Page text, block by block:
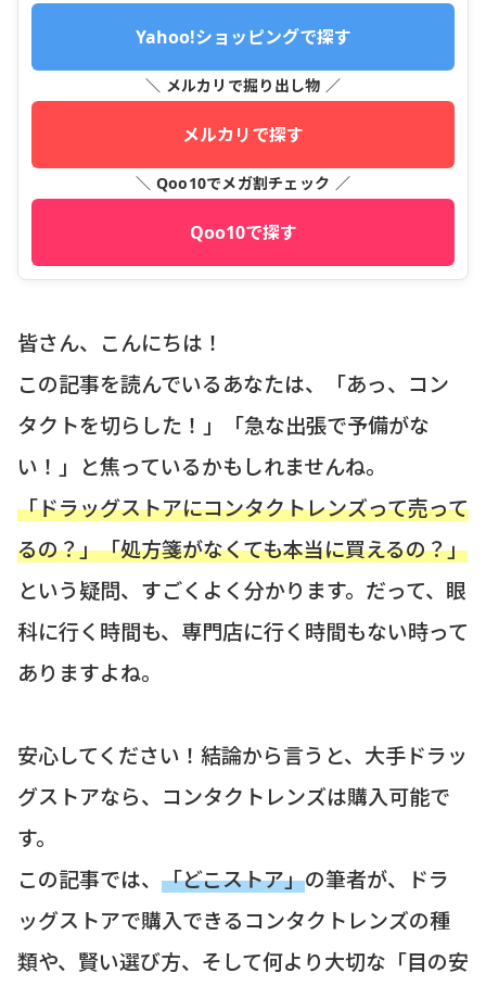
Yahoo!ショッピングで探す
＼ メルカリで掘り出し物 ／
メルカリで探す
＼ Qoo10でメガ割チェック ／
Qoo10で探す
皆さん、こんにちは！
この記事を読んでいるあなたは、「あっ、コン
タクトを切らした！」「急な出張で予備がな
い！」と焦っているかもしれませんね。
「ドラッグストアにコンタクトレンズって売って
るの？」「処方箋がなくても本当に買えるの？」
という疑問、すごくよく分かります。だって、眼
科に行く時間も、専門店に行く時間もない時って
ありますよね。
安心してください！結論から言うと、大手ドラッ
グストアなら、コンタクトレンズは購入可能で
す。
この記事では、 「どこストア」の筆者が、ドラ
ッグストアで購入できるコンタクトレンズの種
類や、賢い選び方、そして何より大切な「目の安